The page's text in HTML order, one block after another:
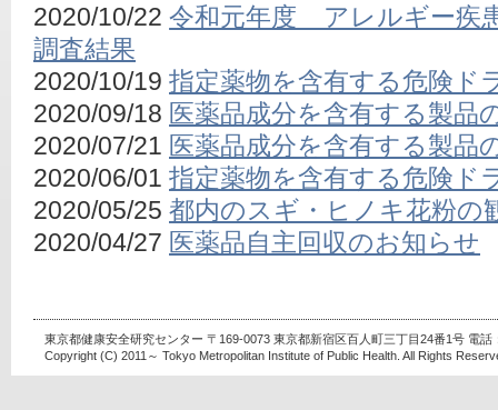
2020/10/22令和元年度 アレルギー疾
調査結果
2020/10/19 指定薬物を含有する危険ド
2020/09/18 医薬品成分を含有する製品
2020/07/21 医薬品成分を含有する製品
2020/06/01 指定薬物を含有する危険ド
2020/05/25 都内のスギ・ヒノキ花粉の
2020/04/27 医薬品自主回収のお知らせ
東京都健康安全研究センター 〒169-0073 東京都新宿区百人町三丁目24番1号 電話
Copyright (C) 2011～ Tokyo Metropolitan Institute of Public Health. All Rights